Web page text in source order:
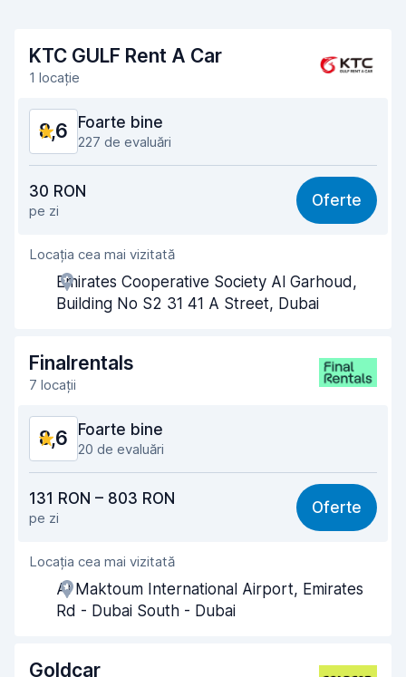
KTC GULF Rent A Car
1 locație
8,6 Foarte bine
227 de evaluări
8,4
Ușor de găsit 8,7
Amabilitatea agenților
Rapiditatea preluării
Curățenia mașinii 8,8
Starea mașinii
30 RON
pe zi
Oferte
Locația cea mai vizitată
Emirates Cooperative Society Al Garhoud,
Building No S2 31 41 A Street, Dubai
Finalrentals
7 locații
8,6 Foarte bine
20 de evaluări
8,6
Ușor de găsit 8,5
Amabilitatea agenților
Rapiditatea preluării
131 RON – 803 RON
pe zi
Oferte
Locația cea mai vizitată
Al Maktoum International Airport, Emirates
Rd - Dubai South - Dubai
Goldcar